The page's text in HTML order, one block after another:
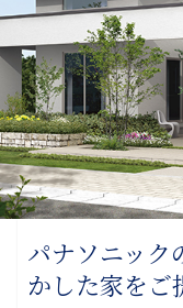
パナソニック
かした家をご